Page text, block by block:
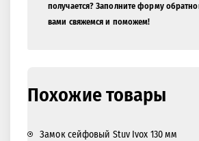
получается? Заполните форму
вами свяжемся и поможем!
Похожие товары
Замок сейфовый Stuv Ivox 130 мм